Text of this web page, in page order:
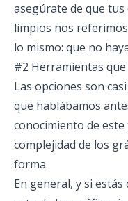
asegúrate de que
limpios nos
lo mismo: que no
#2 Herramientas
Las opciones son
que hablábamos
conocimiento de
complejidad de los
forma.
En general, y si